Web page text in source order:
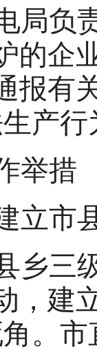
局负
的企
报有
产
举措
立市
乡三
，建
。